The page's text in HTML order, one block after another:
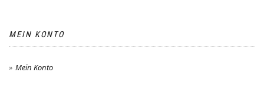
MEIN KONTO
Mein Konto